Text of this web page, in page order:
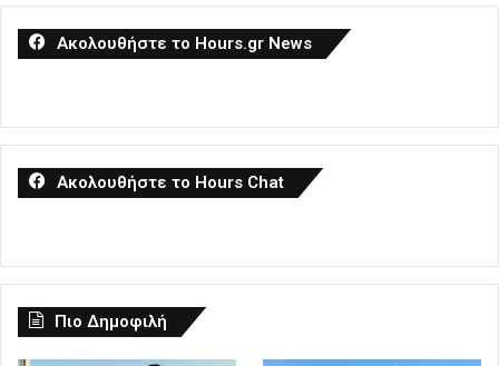
Ακολουθήστε το Hours.gr News
Ακολουθήστε το Hours Chat
Πιο Δημοφιλή